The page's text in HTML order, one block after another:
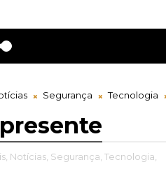
Segurança Tecnologia
Notícias, Segurança, Tecnologia,